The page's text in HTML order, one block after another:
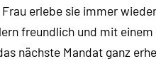
erlebe sie immer
freundlich und mit
nächste Mandat ganz